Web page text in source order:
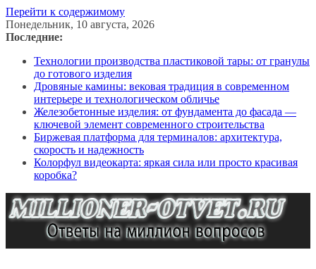
Перейти к содержимому
Понедельник, 10 августа, 2026
Последние:
Технологии производства пластиковой тары: от гранулы
до готового изделия
Дровяные камины: вековая традиция в современном
интерьере и технологическом обличье
Железобетонные изделия: от фундамента до фасада —
ключевой элемент современного строительства
Биржевая платформа для терминалов: архитектура,
скорость и надежность
Колорфул видеокарта: яркая сила или просто красивая
коробка?